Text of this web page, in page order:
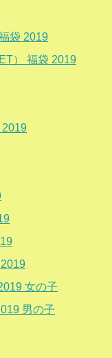
袋 2019
） 福袋 2019
2019
女の子
男の子